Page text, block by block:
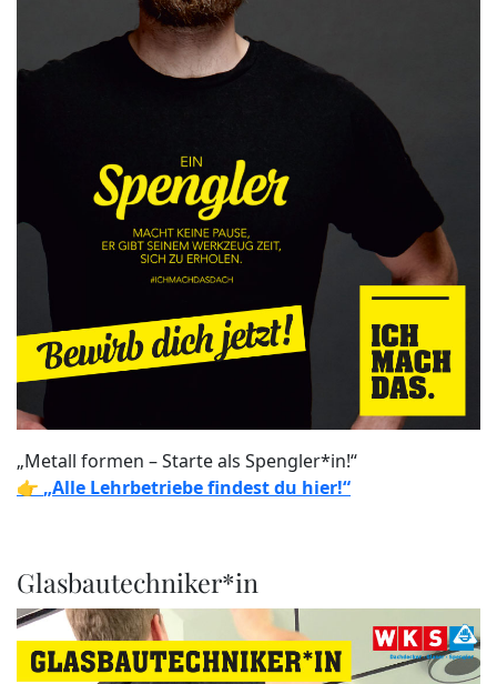
„Metall formen – Starte als Spengler*in!“
👉 „Alle Lehrbetriebe findest du hier!“
Glasbautechniker*in